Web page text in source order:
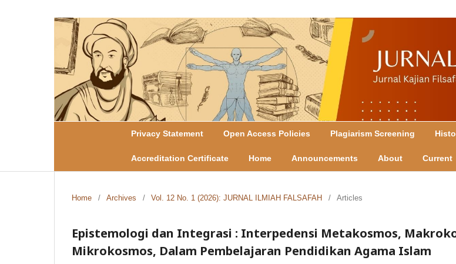
Privacy Statement Open Access Policies Plagiarism Screening
Accreditation Certificate Home Announcements About Current
Home / Archives / Vol. 12 No. 1 (2026): JURNAL ILMIAH FALSAFAH / Articles
Epistemologi dan Integrasi : Interpedensi Metakosmos,
Mikrokosmos, Dalam Pembelajaran Pendidikan Agama Islam